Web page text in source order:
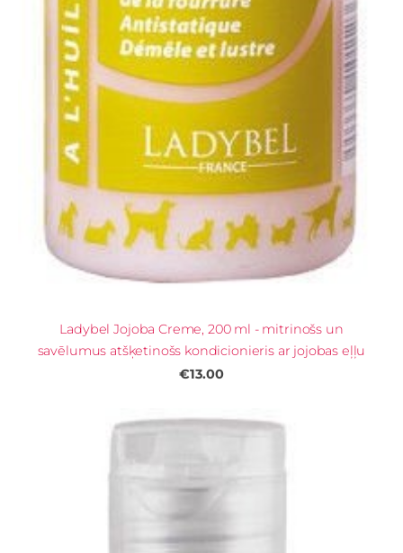
Ladybel Jojoba Creme, 200 ml - mitrinošs un
savēlumus atšķetinošs kondicionieris ar jojobas eļļu
€13.00